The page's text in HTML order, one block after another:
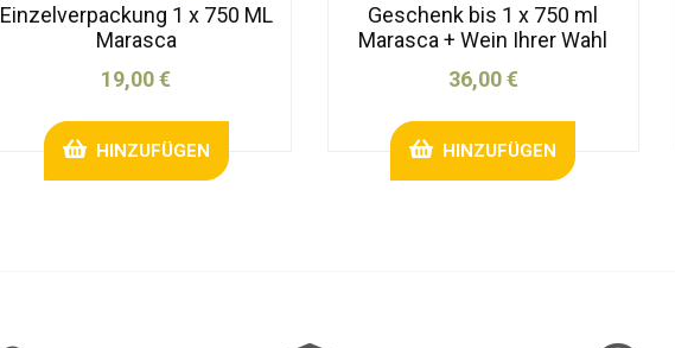
Einzelverpackung 1 x 750 ML
Marasca
19,00 €
HINZUFÜGEN
Geschenk bis 1 x 750 ml
Marasca + Wein Ihrer Wahl
36,00 €
HINZUFÜGEN